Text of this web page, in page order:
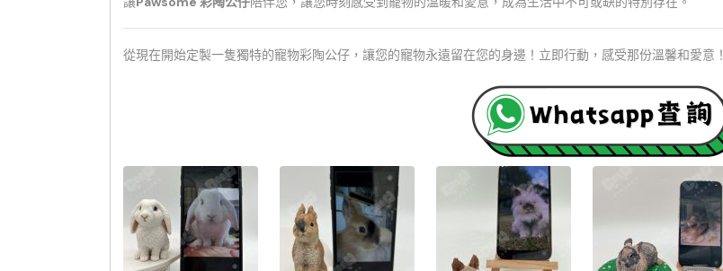
從現在開始定製一隻獨特的寵物彩陶公仔，讓您的寵物永遠留在您的身邊！立即行動，感受那份溫馨和愛意！